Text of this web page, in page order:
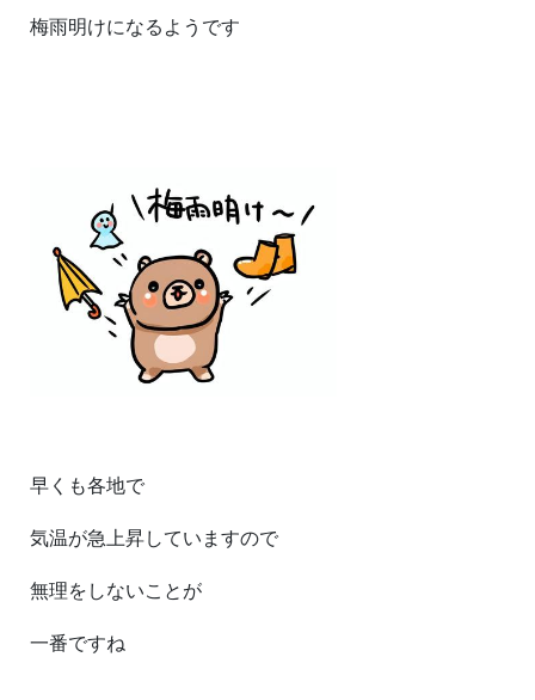
梅雨明けになるようです
早くも各地で
気温が急上昇していますので
無理をしないことが
一番ですね